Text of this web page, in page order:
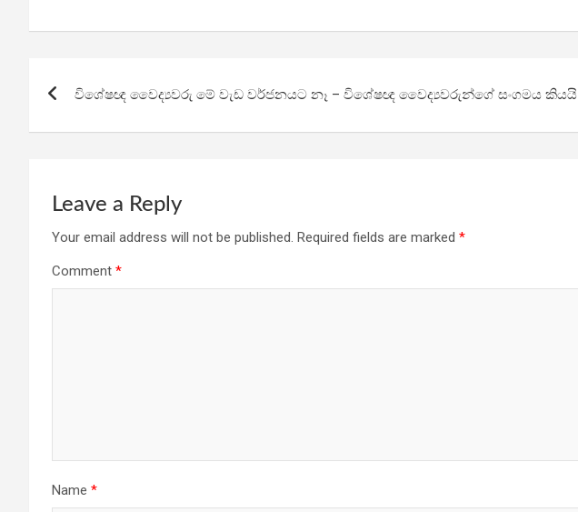
ce
o
tt at
A
e
a
ar
navigation
විශේෂඥ වෛද්‍යවරු මේ වැඩ වර්ජනයට නෑ – විශේෂඥ වෛද්‍යවරුන්ගේ සංගමය කියයි
Leave a Reply
Your email address will not be published. Required fields are marked *
Comment *
Name *